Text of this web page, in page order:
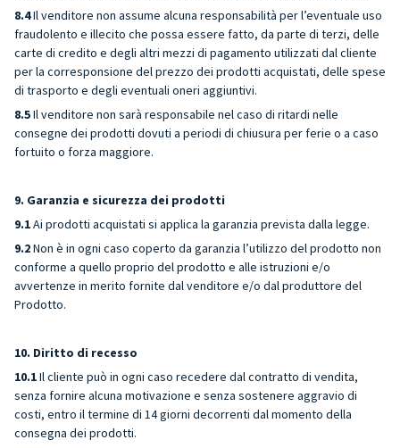
8.4Il venditore non assume alcuna responsabilità per l’eventuale uso
fraudolento e illecito che possa essere fatto, da parte di terzi, delle
carte di credito e degli altri mezzi di pagamento utilizzati dal cliente
per la corresponsione del prezzo dei prodotti acquistati, delle spese
di trasporto e degli eventuali oneri aggiuntivi.
8.5Il venditore non sarà responsabile nel caso di ritardi nelle
consegne dei prodotti dovuti a periodi di chiusura per ferie o a caso
fortuito o forza maggiore.
9. Garanzia e sicurezza dei prodotti
9.1Ai prodotti acquistati si applica la garanzia prevista dalla legge.
9.2Non è in ogni caso coperto da garanzia l’utilizzo del prodotto non
conforme a quello proprio del prodotto e alle istruzioni e/o
avvertenze in merito fornite dal venditore e/o dal produttore del
Prodotto.
10. Diritto di recesso
10.1Il cliente può in ogni caso recedere dal contratto di vendita,
senza fornire alcuna motivazione e senza sostenere aggravio di
costi, entro il termine di 14 giorni decorrenti dal momento della
consegna dei prodotti.